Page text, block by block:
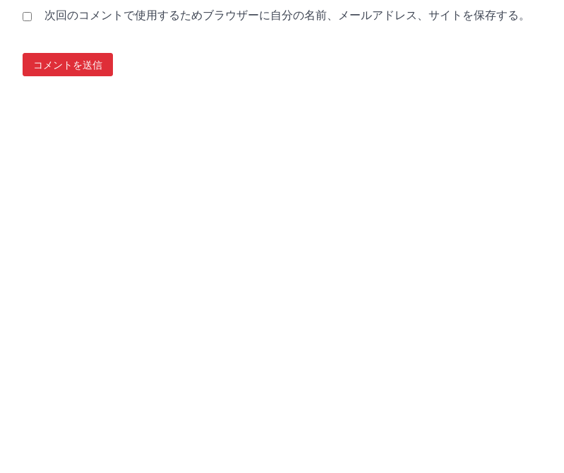
次回のコメントで使用するためブラウザーに自分の名前、メールアドレス、サイトを保存する。